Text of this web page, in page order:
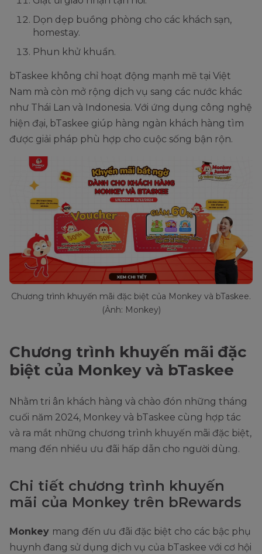
Dọn dẹp buồng phòng cho các khách sạn,
homestay.
Phun khử khuẩn.
bTaskee không chỉ hoạt động mạnh mẽ tại Việt
Nam mà còn mở rộng dịch vụ sang các nước khác
như Thái Lan và Indonesia. Với ứng dụng công nghệ
hiện đại, bTaskee giúp hàng ngàn khách hàng tìm
được giải pháp phù hợp cho cuộc sống bận rộn.
Chương trình khuyến mãi đặc biệt của Monkey và bTaskee.
(Ảnh: Monkey)
Chương trình khuyến mãi đặc
biệt của Monkey và bTaskee
Nhằm tri ân khách hàng và chào đón những tháng
cuối năm 2024, Monkey và bTaskee cùng hợp tác
và ra mắt những chương trình khuyến mãi đặc biệt,
mang đến nhiều ưu đãi hấp dẫn cho người dùng.
Chi tiết chương trình khuyến
mãi của Monkey trên bRewards
Monkey mang đến ưu đãi đặc biệt cho các bậc phụ
huynh đang sử dụng dịch vụ của bTaskee với cơ hội